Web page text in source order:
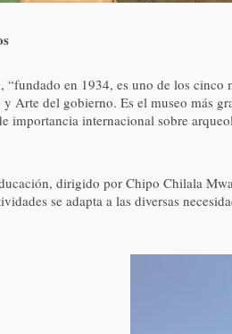
en 1934, es uno de los cinco
Arte del gobierno. Es el museo más
importancia internacional sobre
dirigido por Chipo Chilala
se adapta a las diversas